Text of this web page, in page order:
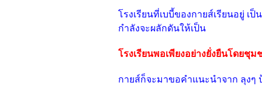
โรงเรียนที่เบบี้ของกายส์เรียนอยู่ เ
กำลังจะผลักดันให้เป็น
โรงเรียนพอเพียงอย่างยั่งยืนโดยชุ
กายส์ก็จะมาขอคำแนะนำจาก ลุงๆ